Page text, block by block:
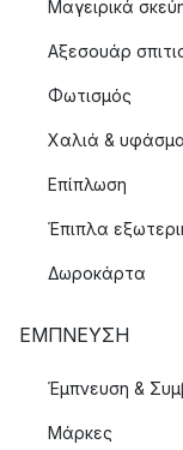
Μαγειρικά
Αξεσουάρ
Φωτισμός
Χαλιά &
Επίπλωση
Έπιπλα
Δωροκάρτα
ΈΜΠΝΕΥΣΗ
Έμπνευση &
Μάρκες